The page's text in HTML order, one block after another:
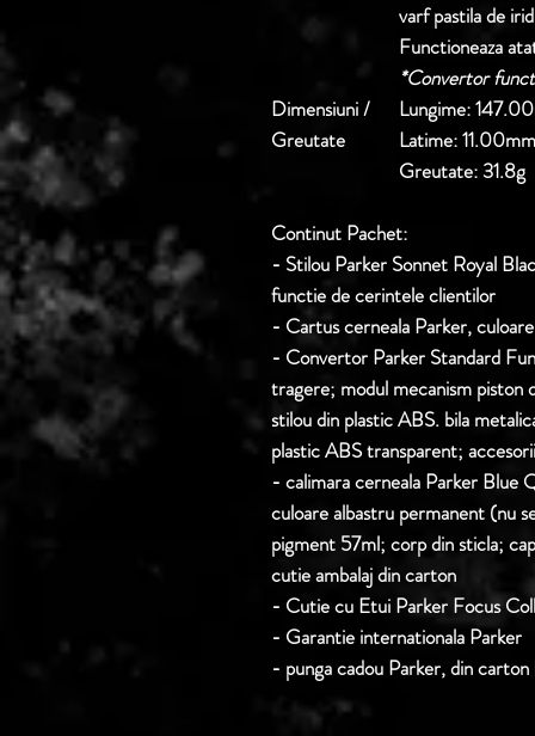
varf pastila de
Functioneaza
*Convertor
Dimensiuni /
Greutate
Lungime:
Latime:11.00mm
Greutate: 31.8g
Continut Pachet:
- Stilou Parker Sonnet Royal
functie de cerintele clientilor
- Cartus cerneala Parker,
- Convertor Parker Standard
tragere; modul mecanism piston
stilou din plastic ABS. bila
plastic ABS transparent;
- calimara cerneala Parker Blue
culoare albastru permanent (nu
pigment 57ml; corp din sticla;
cutie ambalaj din carton
- Cutie cu Etui Parker Focus
- Garantie internationala Parker
- punga cadou Parker, din